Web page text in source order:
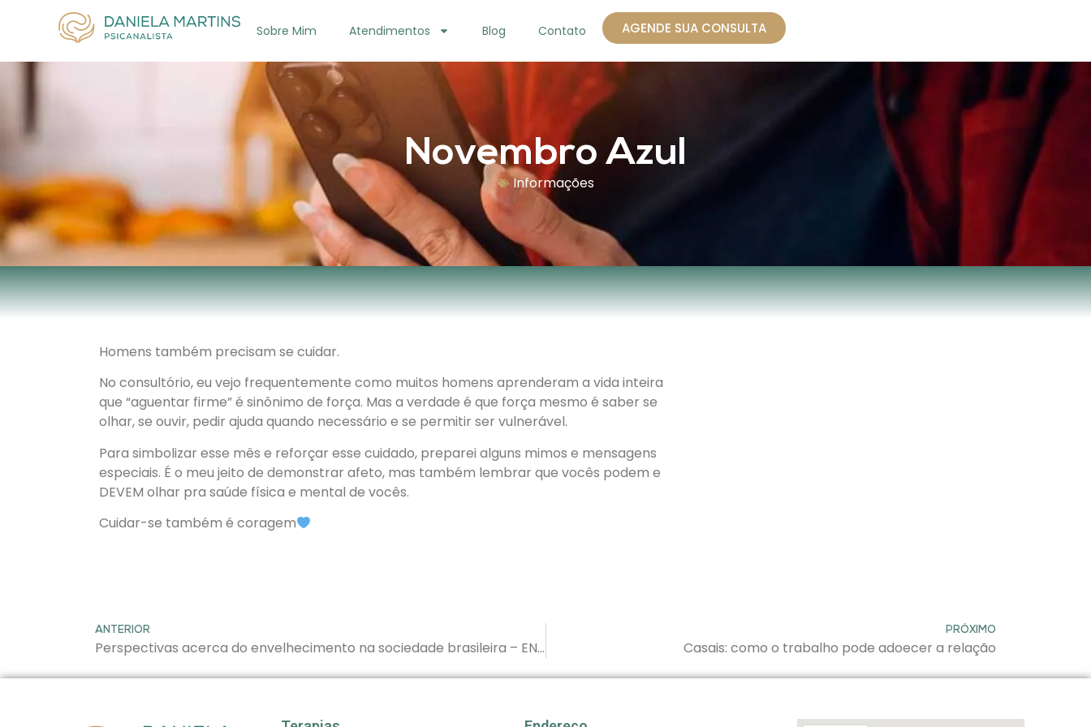
Sobre Mim Atendimentos Blog Contato AGENDE SUA CONSULTA
Novembro Azul
Informações
Homens também precisam se cuidar.
No consultório, eu vejo frequentemente como muitos homens aprenderam a vida inteira
que “aguentar firme” é sinônimo de força. Mas a verdade é que força mesmo é saber se
olhar, se ouvir, pedir ajuda quando necessário e se permitir ser vulnerável.
Para simbolizar esse mês e reforçar esse cuidado, preparei alguns mimos e mensagens
especiais. É o meu jeito de demonstrar afeto, mas também lembrar que vocês podem e
DEVEM olhar pra saúde física e mental de vocês.
Cuidar-se também é coragem
ANTERIOR
Perspectivas acerca do envelhecimento na sociedade brasileira – ENEM 2025
PRÓXIMO
Casais: como o trabalho pode adoecer a relação